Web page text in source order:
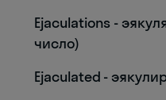
Ejaculations -
число)
Ejaculated -